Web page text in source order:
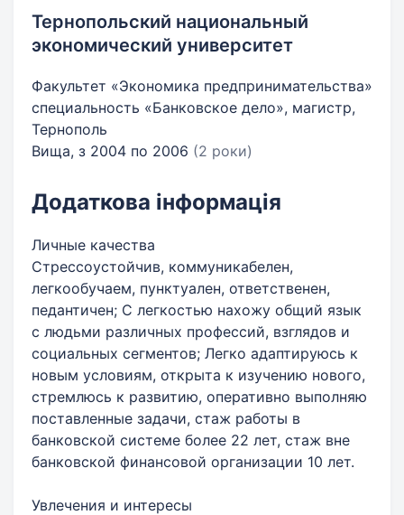
Тернопольский национальный
экономический университет
Факультет «Экономика предпринимательства»
специальность «Банковское дело», магистр,
Тернополь
Вища, з 2004 по 2006 (2 роки)
Додаткова інформація
Личные качества
Стрессоустойчив, коммуникабелен,
легкообучаем, пунктуален, ответственен,
педантичен; С легкостью нахожу общий язык
с людьми различных профессий, взглядов и
социальных сегментов; Легко адаптируюсь к
новым условиям, открыта к изучению нового,
стремлюсь к развитию, оперативно выполняю
поставленные задачи, стаж работы в
банковской системе более 22 лет, стаж вне
банковской финансовой организации 10 лет.
Увлечения и интересы